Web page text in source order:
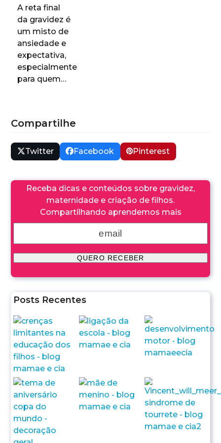
A reta final
da gravidez é
um misto de
ansiedade e
expectativa,
especialmente
para quem…
Compartilhe
Twitter Facebook Pinterest
Receba dicas e conteúdos sobre gravidez,
maternidade e criação de filhos.
Compartilhando aprendemos mais
Posts Recentes